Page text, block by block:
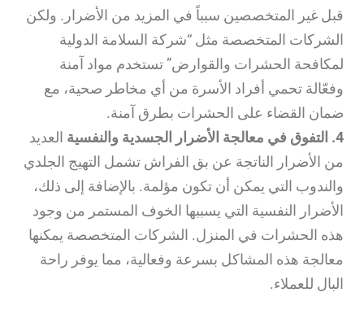
قبل غير المتخصصين سبباً في المزيد من الأضرار. ولكن
الشركات المتخصصة مثل “شركة السلامة الدولية
لمكافحة الحشرات والقوارض” تستخدم مواد آمنة
وفعّالة تحمي أفراد الأسرة من أي مخاطر صحية، مع
ضمان القضاء على الحشرات بطرق آمنة.
4. التفوق في معالجة الأضرار الجسدية والنفسية
العديد
من الأضرار الناتجة عن بق الفراش تشمل التهيج الجلدي
والندوب التي يمكن أن تكون مؤلمة. بالإضافة إلى ذلك،
الأضرار النفسية التي يسببها الخوف المستمر من وجود
هذه الحشرات في المنزل. الشركات المتخصصة يمكنها
معالجة هذه المشاكل بسرعة وفعالية، مما يوفر راحة
البال للعملاء.